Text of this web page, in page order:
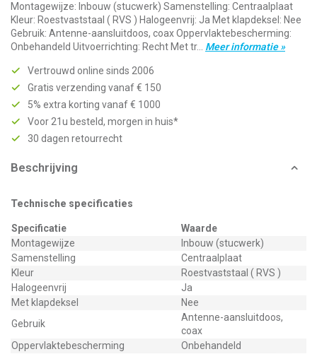
Montagewijze: Inbouw (stucwerk) Samenstelling: Centraalplaat
Kleur: Roestvaststaal ( RVS ) Halogeenvrij: Ja Met klapdeksel: Nee
Gebruik: Antenne-aansluitdoos, coax Oppervlaktebescherming:
Onbehandeld Uitvoerrichting: Recht Met tr... Meer informatie »
Vertrouwd online sinds 2006
Gratis verzending vanaf € 150
5% extra korting vanaf € 1000
Voor 21u besteld, morgen in huis*
30 dagen retourrecht
Beschrijving
Technische specificaties
Specificatie
Waarde
Montagewijze
Inbouw (stucwerk)
Samenstelling
Centraalplaat
Kleur
Roestvaststaal ( RVS )
Halogeenvrij
Ja
Met klapdeksel
Nee
Gebruik
Antenne-aansluitdoos,
coax
Oppervlaktebescherming
Onbehandeld